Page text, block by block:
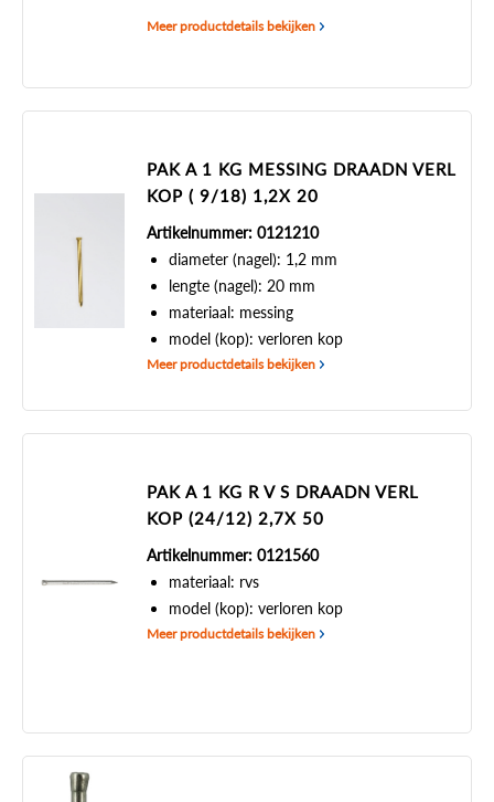
Meer productdetails bekijken
PAK A 1 KG MESSING DRAADN VERL
KOP ( 9/18) 1,2X 20
Artikelnummer: 0121210
diameter (nagel): 1,2 mm
lengte (nagel): 20 mm
materiaal: messing
model (kop): verloren kop
Meer productdetails bekijken
PAK A 1 KG R V S DRAADN VERL
KOP (24/12) 2,7X 50
Artikelnummer: 0121560
materiaal: rvs
model (kop): verloren kop
Meer productdetails bekijken